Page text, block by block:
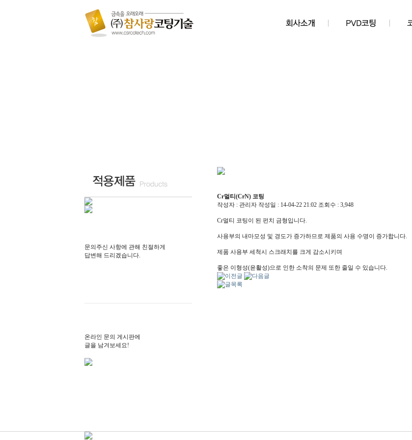
문의주신 사항에 관해 친절하게
답변해 드리겠습니다.
온라인 문의 게시판에
글을 남겨보세요!
Cr멀티(CrN) 코팅
작성자 : 관리자 작성일 : 14-04-22 21:02 조회수 : 3,948
Cr멀티 코팅이 된 펀치 금형입니다.
사용부의 내마모성 및 경도가 증가하므로 제품의 사용 수명이 증가합니다.
제품 사용부 세척시 스크래치를 크게 감소시키며
좋은 이형성(윤활성)으로 인한 소착의 문제 또한 줄일 수 있습니다.